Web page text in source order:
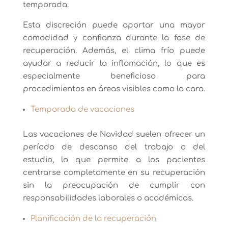
temporada.
Esta discreción puede aportar una mayor
comodidad y confianza durante la fase de
recuperación. Además, el clima frío puede
ayudar a reducir la inflamación, lo que es
especialmente beneficioso para
procedimientos en áreas visibles como la cara.
Temporada de vacaciones
Las vacaciones de Navidad suelen ofrecer un
período de descanso del trabajo o del
estudio, lo que permite a los pacientes
centrarse completamente en su recuperación
sin la preocupación de cumplir con
responsabilidades laborales o académicas.
Planificación de la recuperación